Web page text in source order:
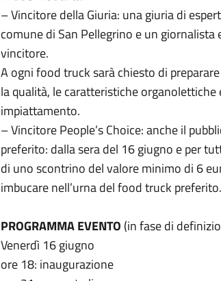
– Vincitore della Giuria: una giuria di
comune di San Pellegrino e un
vincitore.
A ogni food truck sarà chiesto di
la qualità, le caratteristiche organolettiche
impiattamento.
– Vincitore People’s Choice: anche il
preferito: dalla sera del 16 giugno e per
di uno scontrino del valore minimo di 6
imbucare nell’urna del food truck preferito.
PROGRAMMA EVENTO (in fase di
Venerdì 16 giugno
ore 18: inaugurazione